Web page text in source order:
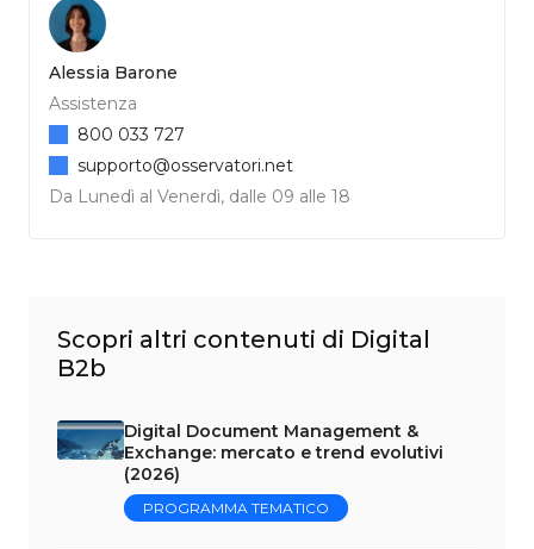
Alessia Barone
Assistenza
Da Lunedì al Venerdì, dalle 09 alle 18
800 033 727
supporto@osservatori.net
Scopri altri contenuti di Digital
B2b
Digital Document Management &
Exchange: mercato e trend evolutivi
(2026)
PROGRAMMA TEMATICO